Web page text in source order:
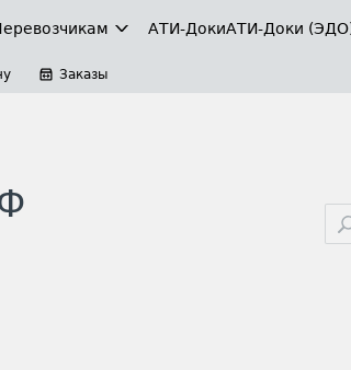
АТИ-ДокиАТИ-Доки
Заказы